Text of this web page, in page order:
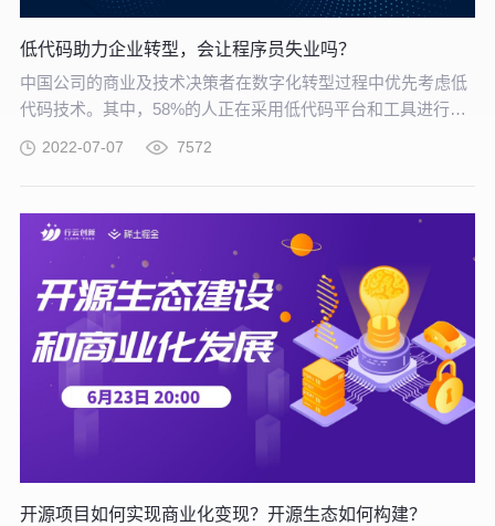
低代码助力企业转型，会让程序员失业吗？
中国公司的商业及技术决策者在数字化转型过程中优先考虑低
代码技术。其中，58%的人正在采用低代码平台和工具进行软
联网的协同作用使其在未来更为适合支撑企业的核心竞争力
2022-07-07 7572
开源项目如何实现商业化变现？开源生态如何构建？